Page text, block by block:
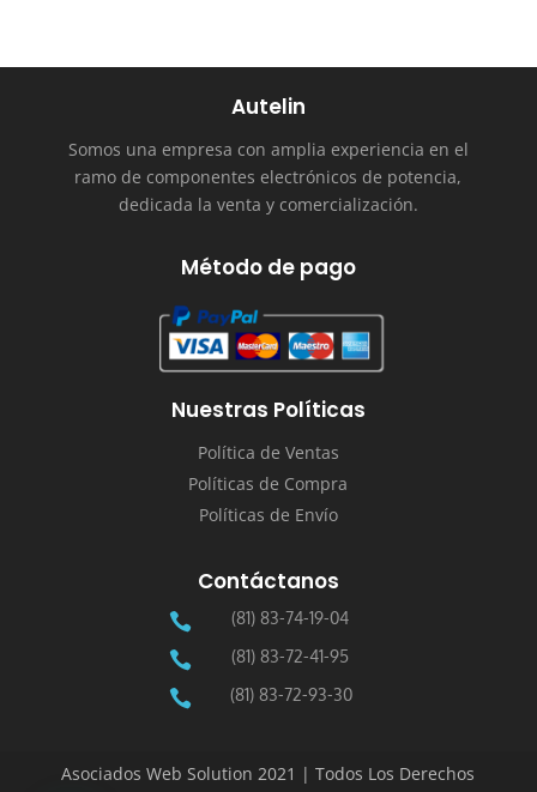
Autelin
Somos una empresa con amplia experiencia en el
ramo de componentes electrónicos de potencia,
dedicada la venta y comercialización.
Método de pago
Nuestras Políticas
Política de Ventas
Políticas de Compra
Políticas de Envío
Contáctanos
 (81) 83-74-19-04
 (81) 83-72-41-95
 (81) 83-72-93-30
Asociados Web Solution 2021 | Todos Los Derechos